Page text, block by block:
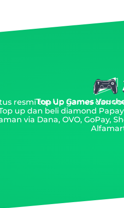
Top Up Games
resmi top up games dan
up dan beli diamond
via Dana, OVO, GoPay,